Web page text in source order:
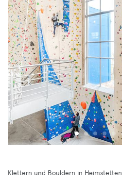
Klettern und Bouldern in Heimstetten